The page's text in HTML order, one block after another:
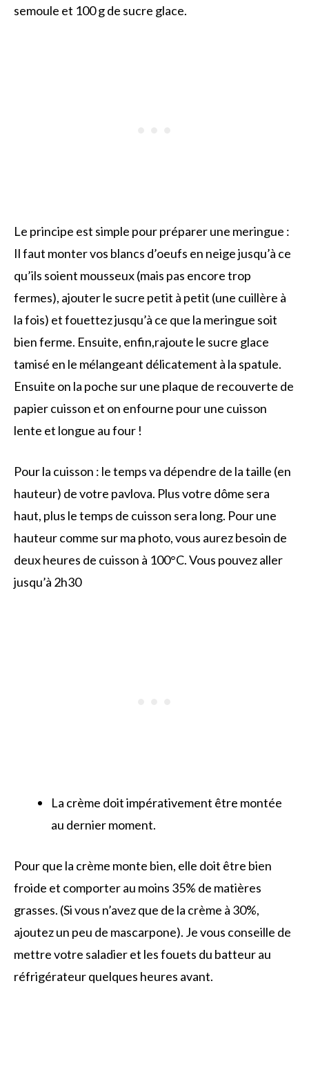
semoule et 100 g de sucre glace.
Le principe est simple pour préparer une meringue :
Il faut monter vos blancs d’oeufs en neige jusqu’à ce
qu’ils soient mousseux (mais pas encore trop
fermes), ajouter le sucre petit à petit (une cuillère à
la fois) et fouettez jusqu’à ce que la meringue soit
bien ferme. Ensuite, enfin,rajoute le sucre glace
tamisé en le mélangeant délicatement à la spatule.
Ensuite on la poche sur une plaque de recouverte de
papier cuisson et on enfourne pour une cuisson
lente et longue au four !
Pour la cuisson : le temps va dépendre de la taille (en
hauteur) de votre pavlova. Plus votre dôme sera
haut, plus le temps de cuisson sera long. Pour une
hauteur comme sur ma photo, vous aurez besoin de
deux heures de cuisson à 100°C. Vous pouvez aller
jusqu’à 2h30
La crème doit impérativement être montée
au dernier moment.
Pour que la crème monte bien, elle doit être bien
froide et comporter au moins 35% de matières
grasses. (Si vous n’avez que de la crème à 30%,
ajoutez un peu de mascarpone). Je vous conseille de
mettre votre saladier et les fouets du batteur au
réfrigérateur quelques heures avant.